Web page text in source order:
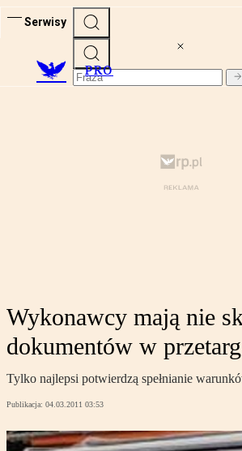
Serwisy
PRO
Wykonawcy mają nie
dokumentów w
Tylko najlepsi potwierdzą spełnianie
Publikacja: 04.03.2011 03:53